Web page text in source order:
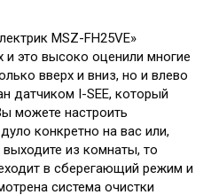
MSZ-FH25VE»
и это высоко оценили многие
вверх и вниз, но и влево
датчиком I-SEE, который
можете настроить
конкретно на вас или,
из комнаты, то
в сберегающий режим и
система очистки